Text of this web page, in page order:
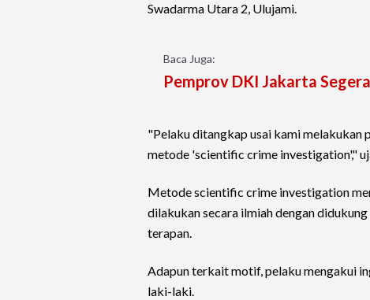
Swadarma Utara 2, Ulujami.
Baca Juga:
Pemprov DKI Jakarta
"Pelaku ditangkap usai kami melakukan
metode 'scientific crime investigation',"
Metode scientific crime investigation
dilakukan secara ilmiah dengan
terapan.
Adapun terkait motif, pelaku mengakui
laki-laki.